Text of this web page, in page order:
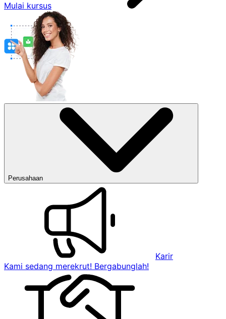
Mulai kursus
Perusahaan
Karir
Kami sedang merekrut! Bergabunglah!